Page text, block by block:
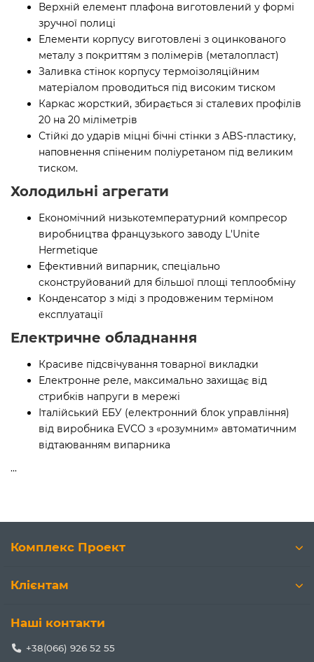
Верхній елемент плафона виготовлений у формі
зручної полиці
Елементи корпусу виготовлені з оцинкованого
металу з покриттям з полімерів (металопласт)
Заливка стінок корпусу термоізоляційним
матеріалом проводиться під високим тиском
Каркас жорсткий, збирається зі сталевих профілів
20 на 20 міліметрів
Стійкі до ударів міцні бічні стінки з ABS-пластику,
наповнення спіненим поліуретаном під великим
тиском.
Холодильні агрегати
Економічний низькотемпературний компресор
виробництва французького заводу L'Unite
Hermetique
Ефективний випарник, спеціально
сконструйований для більшої площі теплообміну
Конденсатор з міді з продовженим терміном
експлуатації
Електричне обладнання
Красиве підсвічування товарної викладки
Електронне реле, максимально захищає від
стрибків напруги в мережі
Італійський ЕБУ (електронний блок управління)
від виробника EVCO з «розумним» автоматичним
відтаюванням випарника
...
Комплекс Проект
Клієнтам
Наші контакти
+38(066) 926 52 55